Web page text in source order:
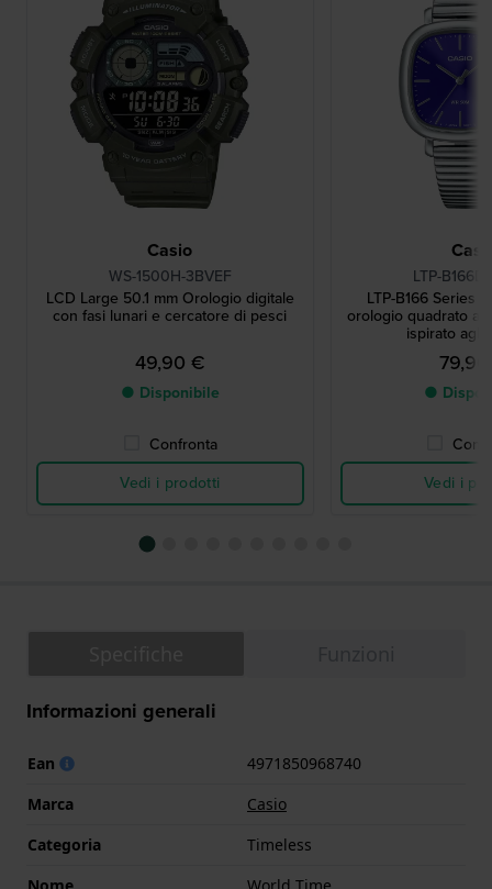
Casio
WS-1500H-3BVEF
LCD Large 50.1 mm Orologio digitale
con fasi lunari e cercatore di pesci
49,90 €
● Disponibile
Confronta
Vedi i prodotti
LTP-
LTP-B166 Series
orologio quadrato al
ispirato agli
●
Vedi i
Informazioni generali
Ean
4971850968740
Marca
Casio
Categoria
Timeless